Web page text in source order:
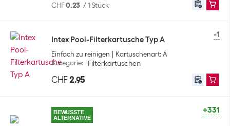
CHF0.23 /1 Stück
-1
Intex Pool-Filterkartusche Typ A
Einfach zu reinigen
Kartuschenart: A
Kategorie: Filterkartuschen
CHF 2.95
+331
BEWUSSTE
ALTERNATIVE